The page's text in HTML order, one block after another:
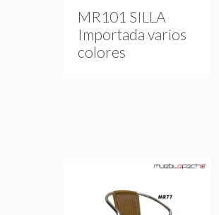
MR101 SILLA
Importada varios
colores